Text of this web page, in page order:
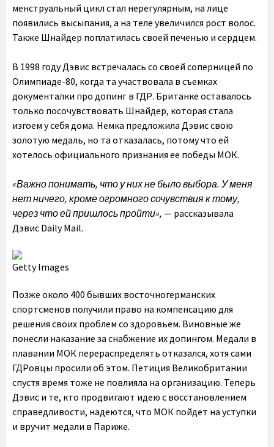
менструальный цикл стал нерегулярным, на лице
появились высыпания, а на теле увеличился рост волос.
Также Шнайдер поплатилась своей печенью и сердцем.
В 1998 году Дэвис встречалась со своей соперницей по
Олимпиаде-80, когда та участвовала в съемках
документалки про допинг в ГДР. Британке оставалось
только посочувствовать Шнайдер, которая стала
изгоем у себя дома. Немка предложила Дэвис свою
золотую медаль, но та отказалась, потому что ей
хотелось официального признания ее победы МОК.
«Важно понимать, что у них не было выбора. У меня
нет ничего, кроме огромного сочувствия к тому,
через что ей пришлось пройти», — рассказывала
Дэвис Daily Mail.
Getty Images
Позже около 400 бывших восточногерманских
спортсменов получили право на компенсацию для
решения своих проблем со здоровьем. Виновные же
понесли наказание за снабжение их допингом. Медали в
плавании МОК перераспределять отказался, хотя сами
ГДРовцы просили об этом. Петиция Великобритании
спустя время тоже не повлияла на организацию. Теперь
Дэвис и те, кто продвигают идею с восстановлением
справедливости, надеются, что МОК пойдет на уступки
и вручит медали в Париже.